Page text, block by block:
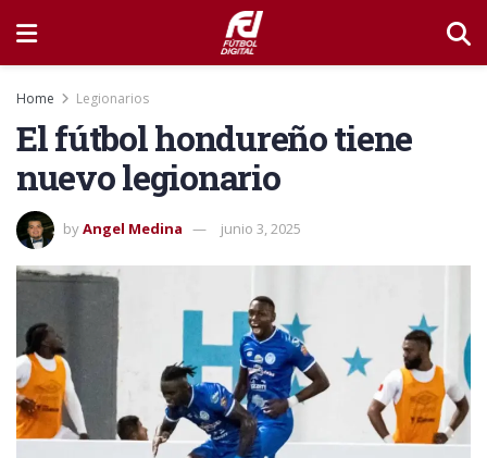
Home Legionarios
El fútbol hondureño tiene
nuevo legionario
byAngel Medina junio 3, 2025